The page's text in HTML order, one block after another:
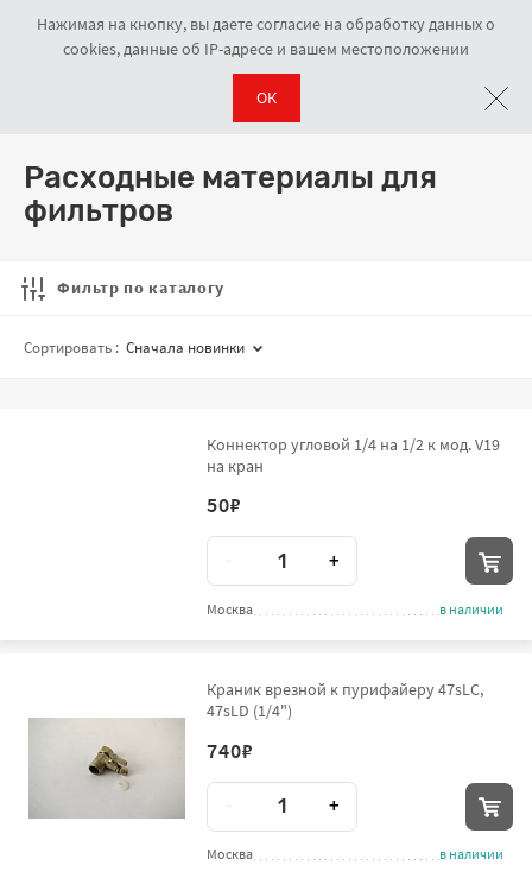
Расходные материалы для фильтров
Расходные материалы для
фильтров
Фильтр по каталогу
Сортировать : Сначала новинки
Коннектор угловой 1/4 на 1/2 к мод. V19
на кран
50₽
+
Москва в наличии
Краник врезной к пурифайеру 47sLC,
47sLD (1/4")
740₽
Количество
+
Москва в наличии
Нажимая на кнопку, вы даете согласие на обработку данных о
cookies, данные об IP-адресе и вашем местоположении
ОК